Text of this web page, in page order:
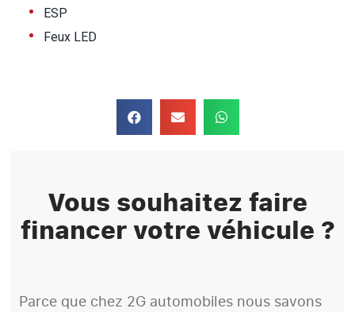
• ESP
• Feux LED
Vous souhaitez faire
financer votre véhicule ?
Parce que chez 2G automobiles nous savons